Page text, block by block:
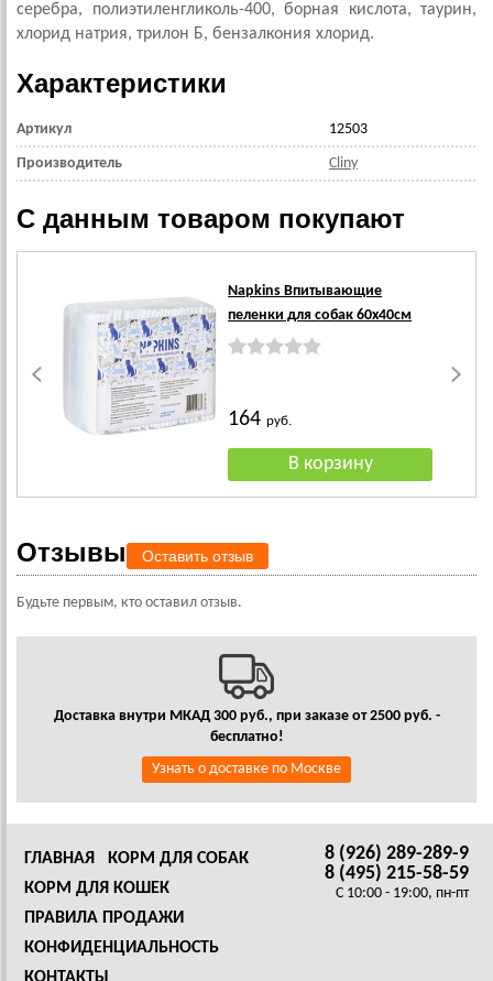
серебра, полиэтиленгликоль-400, борная кислота, таурин,
хлорид натрия, трилон Б, бензалкония хлорид.
Характеристики
Артикул 12503
Производитель Cliny
С данным товаром покупают
Napkins Впитывающие
пеленки для собак 60х40см
164руб.
Отзывы Оставить отзыв
Будьте первым, кто оставил отзыв.
Доставка внутри МКАД 300 руб., при заказе от 2500 руб. -
бесплатно!
Узнать о доставке по Москве
8 (926) 289-289-9
8 (495) 215-58-59
C 10:00 - 19:00, пн-пт
ГЛАВНАЯ
КОРМ ДЛЯ СОБАК
КОРМ ДЛЯ КОШЕК
ПРАВИЛА ПРОДАЖИ
КОНФИДЕНЦИАЛЬНОСТЬ